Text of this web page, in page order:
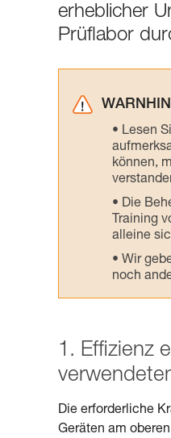
erheblicher
Prüflabor
Lesen
können,
Die
Training
alleine
Wir
noch
1. Effizienz
Die erforderliche
Geräten am